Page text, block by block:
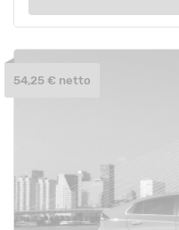
54,25 € netto